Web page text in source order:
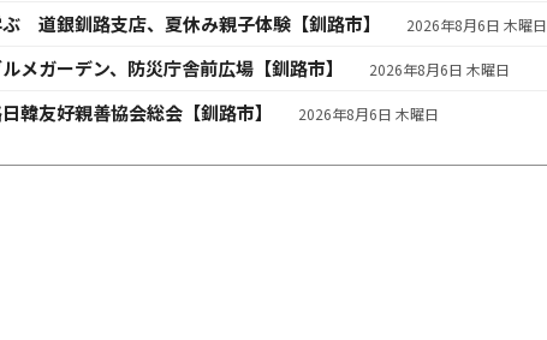
道銀釧路支店、夏休み親子体験【釧路市】 2026年8月6日 木曜日
ガーデン、防災庁舎前広場【釧路市】 2026年8月6日 木曜日
友好親善協会総会【釧路市】 2026年8月6日 木曜日